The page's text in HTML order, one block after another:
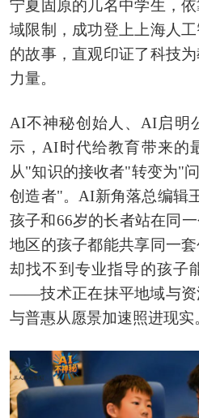
宁夏固原的几名中学生，
域限制，成功登上上海人
的故事，直观印证了科技
力量。
AI不神秘创始人、AI启明
示，AI时代给教育带来的
从"知识的接收者"转变为"
创造者"。AI新角落总编辑
孩子和66岁的长者站在同
地区的孩子都能共享同一
却找不到专业指导的孩子
——技术正在抹平地域与资
与普惠从愿景加速照进现实